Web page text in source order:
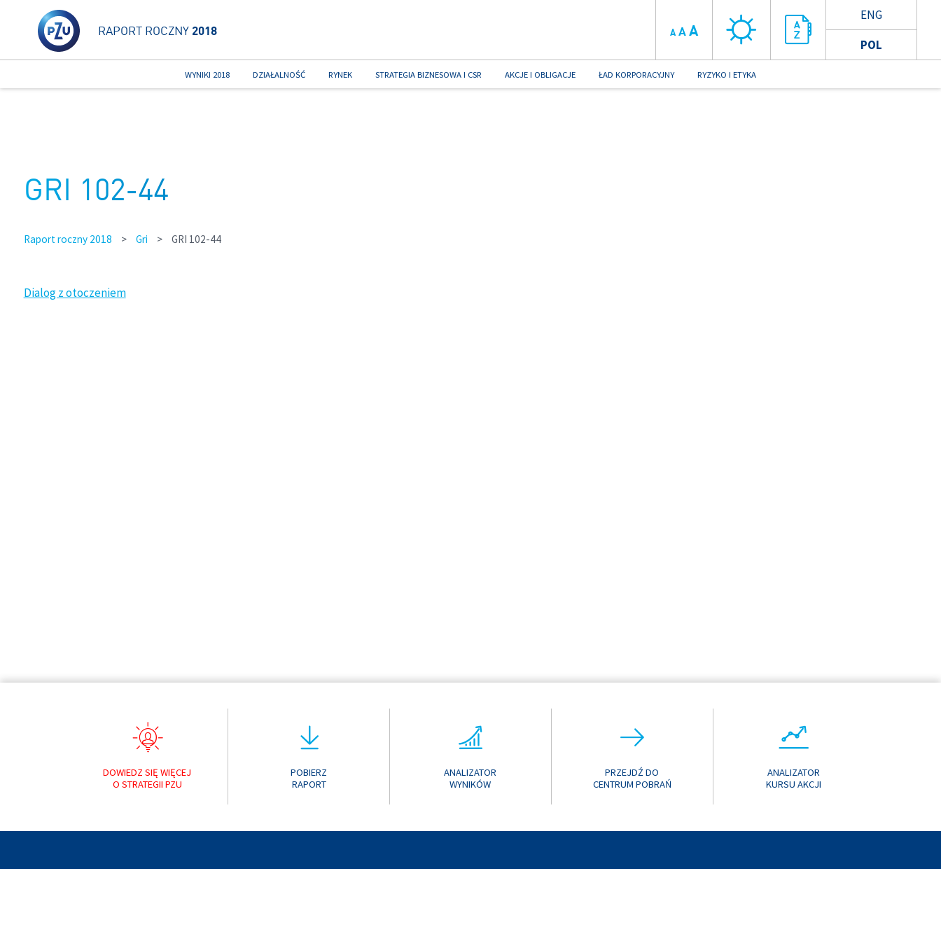
RAPORT ROCZNY 2018
ENG
POL
A A A
WYNIKI 2018 DZIAŁALNOŚĆ RYNEK STRATEGIA BIZNESOWA I CSR AKCJE I OBLIGACJE ŁAD KORPORACYJNY RYZYKO I ETYKA
GRI 102-44
Raport roczny 2018 > Gri > GRI 102-44
Dialog z otoczeniem
DOWIEDZ SIĘ WIĘCEJ
O STRATEGII PZU
POBIERZ
RAPORT
ANALIZATOR
WYNIKÓW
PRZEJDŹ DO
CENTRUM POBRAŃ
ANALIZATOR
KURSU AKCJI